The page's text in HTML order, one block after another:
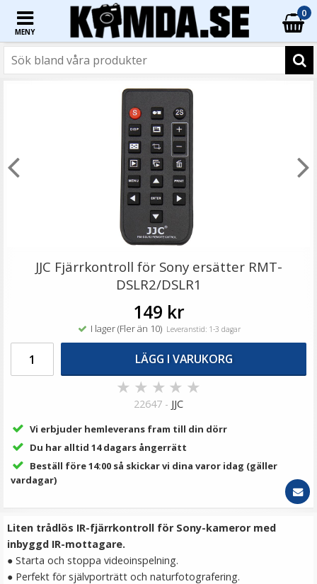
MENY
0
Jupio batteri (4st) AAA 1000mAh laddbart
119 kr
LÄGG I VARUKORG
Jupio batteri (4st) AA 2700mAh laddbart
JJC Fjärrkontroll för Sony ersätter RMT-
DSLR2/DSLR1
149 kr
I lager (Fler än 10)Leveranstid: 1-3 dagar
LÄGG I VARUKORG
★ ★ ★ ★ ★
22647 - JJC
Vi erbjuder hemleverans fram till din dörr
Du har alltid 14 dagars ångerrätt
Beställ före 14:00 så skickar vi dina varor idag (gäller
vardagar)
Liten trådlös IR-fjärrkontroll för Sony-kameror med
inbyggd IR-mottagare.
● Starta och stoppa videoinspelning.
● Perfekt för självporträtt och naturfotografering.